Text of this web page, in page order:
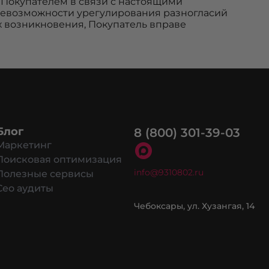
урегулирования разногласий
Покупатель вправе
оптимизация
сервисы
аудиты
8 (800) 301-39-03
info@9310802.ru
Чебоксары, ул. Хузангая, 14
cookie разрешить на сайте.